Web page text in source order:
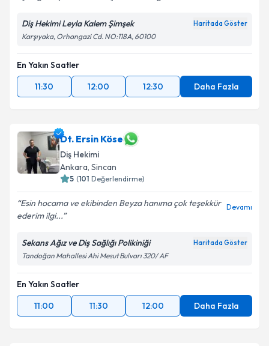
Diş Hekimi Leyla Kalem Şimşek Haritada Göster
Karşıyaka, Orhangazi Cd. NO:118A, 60100
En Yakın Saatler
11:30
12:00 12:30 Daha Fazla
Dt. Ersin Köse
Diş Hekimi
Ankara, Sincan
5 (101 Değerlendirme)
Esin hocama ve ekibinden Beyza hanıma çok teşekkür
ederim ilgi...
Devamı
Sekans Ağız ve Diş Sağlığı Polikiniği Haritada Göster
Tandoğan Mahallesi Ahi Mesut Bulvarı 320/ AF
En Yakın Saatler
11:00
11:30 12:00 Daha Fazla